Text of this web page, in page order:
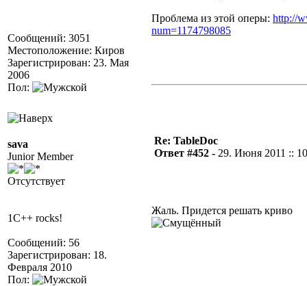
Сообщений: 3051
Местоположение: Киров
Зарегистрирован: 23. Мая
2006
Пол:
Проблема из этой оперы: http://
num=1174798085
sava
Junior Member
Отсутствует
1C++ rocks!
Сообщений: 56
Зарегистрирован: 18.
Февраля 2010
Пол:
Re: TableDoc
Ответ #452 - 29. Июня 2011 ::
Жаль. Придется решать криво